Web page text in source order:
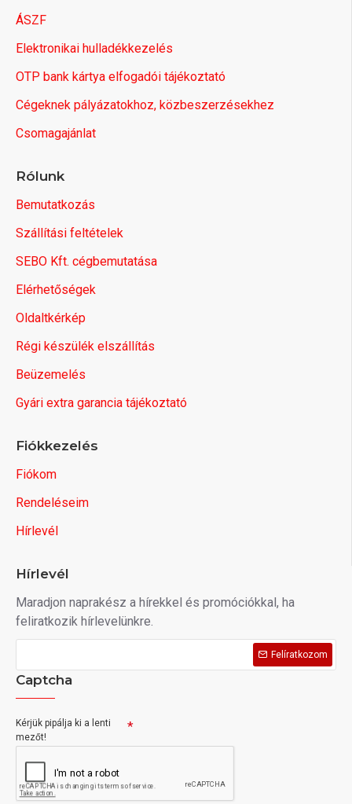
ÁSZF
Elektronikai hulladékkezelés
OTP bank kártya elfogadói tájékoztató
Cégeknek pályázatokhoz, közbeszerzésekhez
Csomagajánlat
Rólunk
Bemutatkozás
Szállítási feltételek
SEBO Kft. cégbemutatása
Elérhetőségek
Oldaltkérkép
Régi készülék elszállítás
Beüzemelés
Gyári extra garancia tájékoztató
Fiókkezelés
Fiókom
Rendeléseim
Hírlevél
Hírlevél
Maradjon naprakész a hírekkel és promóciókkal, ha
feliratkozik hírlevelünkre.
Felíratkozom
Captcha
Kérjük pipálja ki a lenti
mezőt!